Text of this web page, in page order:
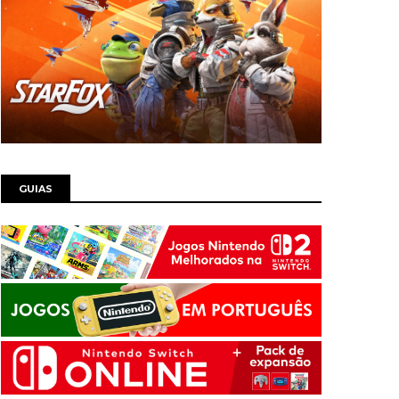
GUIAS